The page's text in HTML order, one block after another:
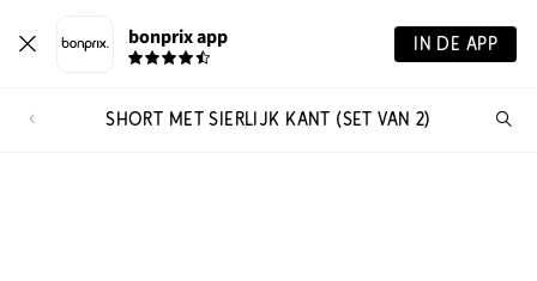
bonprix app IN DE APP
SHORT MET SIERLIJK KANT (SET VAN 2)